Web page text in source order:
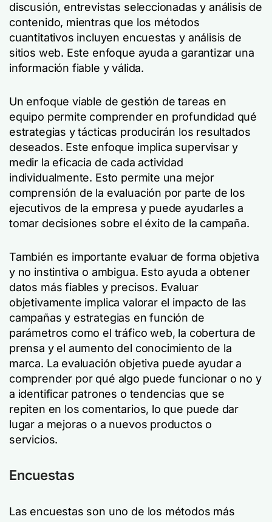
discusión, entrevistas seleccionadas y análisis de
contenido, mientras que los métodos
cuantitativos incluyen encuestas y análisis de
sitios web. Este enfoque ayuda a garantizar una
información fiable y válida.
Un enfoque viable de gestión de tareas en
equipo permite comprender en profundidad qué
estrategias y tácticas producirán los resultados
deseados. Este enfoque implica supervisar y
medir la eficacia de cada actividad
individualmente. Esto permite una mejor
comprensión de la evaluación por parte de los
ejecutivos de la empresa y puede ayudarles a
tomar decisiones sobre el éxito de la campaña.
También es importante evaluar de forma objetiva
y no instintiva o ambigua. Esto ayuda a obtener
datos más fiables y precisos. Evaluar
objetivamente implica valorar el impacto de las
campañas y estrategias en función de
parámetros como el tráfico web, la cobertura de
prensa y el aumento del conocimiento de la
marca. La evaluación objetiva puede ayudar a
comprender por qué algo puede funcionar o no y
a identificar patrones o tendencias que se
repiten en los comentarios, lo que puede dar
lugar a mejoras o a nuevos productos o
servicios.
Encuestas
Las encuestas son uno de los métodos más